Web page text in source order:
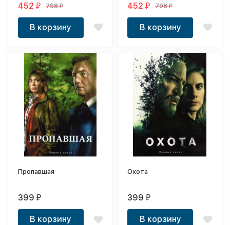
452₽ 798₽
В корзину
452₽ 798₽
В корзину
Пропавшая
399₽
В корзину
Охота
399₽
В корзину